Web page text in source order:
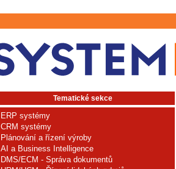
Tematické sekce
ERP systémy
CRM systémy
Plánování a řízení výroby
AI a Business Intelligence
DMS/ECM - Správa dokumentů